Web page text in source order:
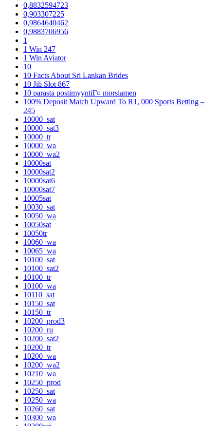
0,8832594723
0,903307225
0,9864640462
0,9883706956
1
1 Win 247
1 Win Aviator
10
10 Facts About Sri Lankan Brides
10 Jili Slot 867
10 parasta postimyyntiГ¤ morsiamen
100% Deposit Match Upward To R1, 000 Sports Betting –
245
10000_sat
10000_sat3
10000_tr
10000_wa
10000_wa2
10000sat
10000sat2
10000sat6
10000sat7
10005sat
10030_sat
10050_wa
10050sat
10050tr
10060_wa
10065_wa
10100_sat
10100_sat2
10100_tr
10100_wa
10110_sat
10150_sat
10150_tr
10200_prod3
10200_ru
10200_sat2
10200_tr
10200_wa
10200_wa2
10210_wa
10250_prod
10250_sat
10250_wa
10260_sat
10300_wa